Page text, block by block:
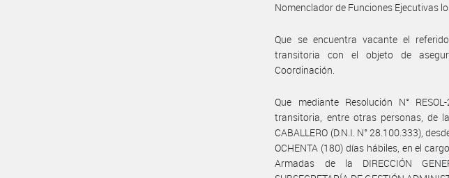
Nomenclador de Funciones Ejecutivas
Que se encuentra vacante el
transitoria con el objeto de
Coordinación.
Que mediante Resolución N°
transitoria, entre otras personas, de
CABALLERO (D.N.I. N° 28.100.333),
OCHENTA (180) días hábiles, en el
Armadas de la DIRECCIÓN